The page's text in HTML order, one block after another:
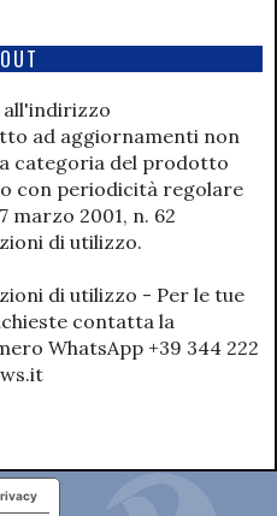
all'indirizzo
ad aggiornamenti non
categoria del prodotto
con periodicità regolare
marzo 2001, n. 62
di utilizzo.
di utilizzo - Per le tue
contatta la
WhatsApp +39 344 222